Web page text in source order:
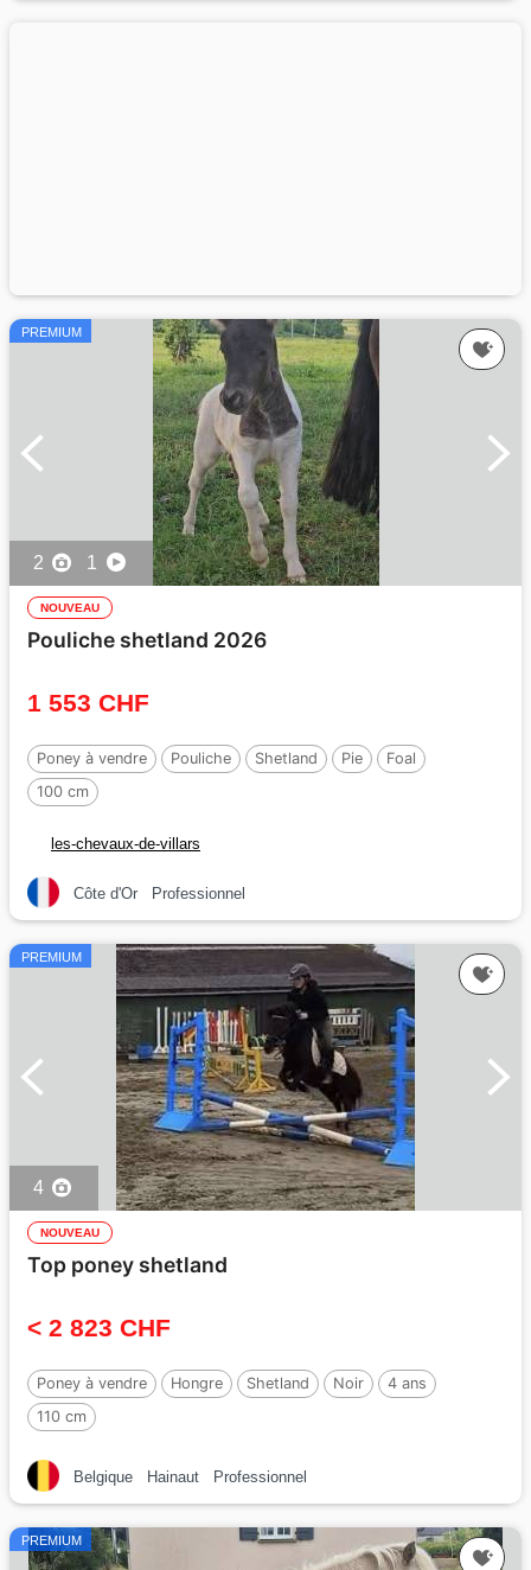
PREMIUM
2 1
NOUVEAU
Pouliche shetland 2026
1 553 CHF
Poney à vendre Pouliche Shetland Pie
Foal
100 cm
les-chevaux-de-villars
Côte d'Or Professionnel
PREMIUM
4
NOUVEAU
Top poney shetland
< 2 823 CHF
Poney à vendre Hongre Shetland Noir
4 ans
110 cm
Belgique Hainaut Professionnel
PREMIUM